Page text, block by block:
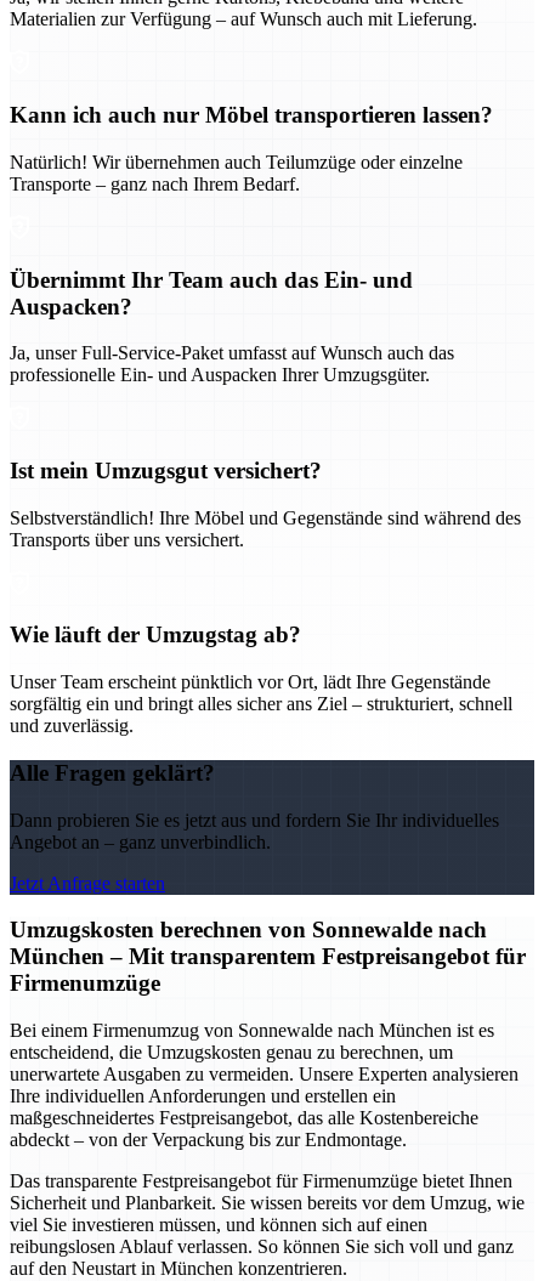
Materialien zur Verfügung – auf Wunsch auch mit Lieferung.
Kann ich auch nur Möbel transportieren lassen?
Natürlich! Wir übernehmen auch Teilumzüge oder einzelne
Transporte – ganz nach Ihrem Bedarf.
Übernimmt Ihr Team auch das Ein- und
Auspacken?
Ja, unser Full-Service-Paket umfasst auf Wunsch auch das
professionelle Ein- und Auspacken Ihrer Umzugsgüter.
Ist mein Umzugsgut versichert?
Selbstverständlich! Ihre Möbel und Gegenstände sind während des
Transports über uns versichert.
Wie läuft der Umzugstag ab?
Unser Team erscheint pünktlich vor Ort, lädt Ihre Gegenstände
sorgfältig ein und bringt alles sicher ans Ziel – strukturiert, schnell
und zuverlässig.
Alle Fragen geklärt?
Dann probieren Sie es jetzt aus und fordern Sie Ihr individuelles
Angebot an – ganz unverbindlich.
Jetzt Anfrage starten
Umzugskosten berechnen von Sonnewalde nach
München – Mit transparentem Festpreisangebot für
Firmenumzüge
Bei einem Firmenumzug von Sonnewalde nach München ist es
entscheidend, die Umzugskosten genau zu berechnen, um
unerwartete Ausgaben zu vermeiden. Unsere Experten analysieren
Ihre individuellen Anforderungen und erstellen ein
maßgeschneidertes Festpreisangebot, das alle Kostenbereiche
abdeckt – von der Verpackung bis zur Endmontage.
Das transparente Festpreisangebot für Firmenumzüge bietet Ihnen
Sicherheit und Planbarkeit. Sie wissen bereits vor dem Umzug, wie
viel Sie investieren müssen, und können sich auf einen
reibungslosen Ablauf verlassen. So können Sie sich voll und ganz
auf den Neustart in München konzentrieren.